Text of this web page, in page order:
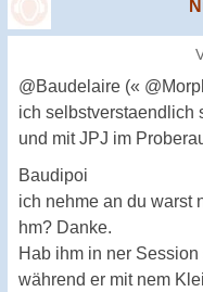
@Baudelaire («
ich selbstverstaendlich
und mit JPJ im
Baudipoi
ich nehme an du warst
hm? Danke.
Hab ihm in ner
während er mit nem